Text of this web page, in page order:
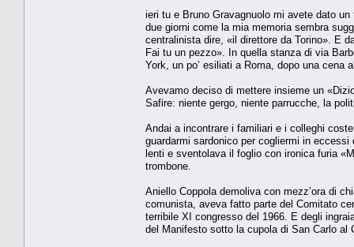
ieri tu e Bruno Gravagnuolo mi avete dato
due giorni come la mia memoria sembra
centralinista dire, «il direttore da Torino». E
Fai tu un pezzo». In quella stanza di via
York, un po’ esiliati a Roma, dopo una cena
Avevamo deciso di mettere insieme un
Safire: niente gergo, niente parrucche, la
Andai a incontrare i familiari e i colleghi
guardarmi sardonico per cogliermi in
lenti e sventolava il foglio con ironica furia
trombone.
Aniello Coppola demoliva con mezz’ora di
comunista, aveva fatto parte del Comitato
terribile XI congresso del 1966. E degli
del Manifesto sotto la cupola di San Carlo al